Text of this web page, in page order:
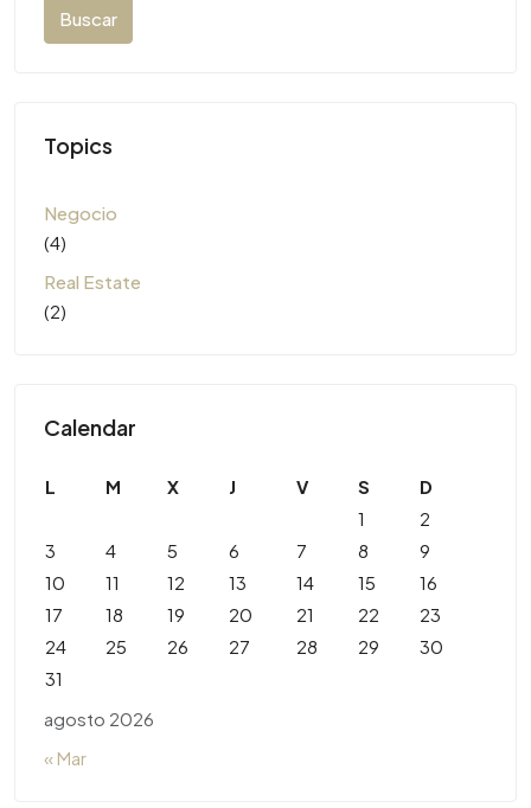
Buscar
Topics
Negocio
(4)
Real Estate
(2)
Calendar
agosto 2026
L M X J V S
D
1
2
3
4 5 6 7 8
9
10
11 12 13 14 15
16
17
18 19 20 21 22
23
24
25 26 27 28 29
30
31
« Mar